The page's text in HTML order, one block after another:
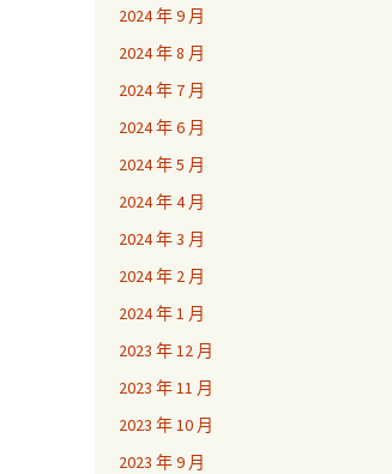
2024 年 9 月
2024 年 8 月
2024 年 7 月
2024 年 6 月
2024 年 5 月
2024 年 4 月
2024 年 3 月
2024 年 2 月
2024 年 1 月
2023 年 12 月
2023 年 11 月
2023 年 10 月
2023 年 9 月